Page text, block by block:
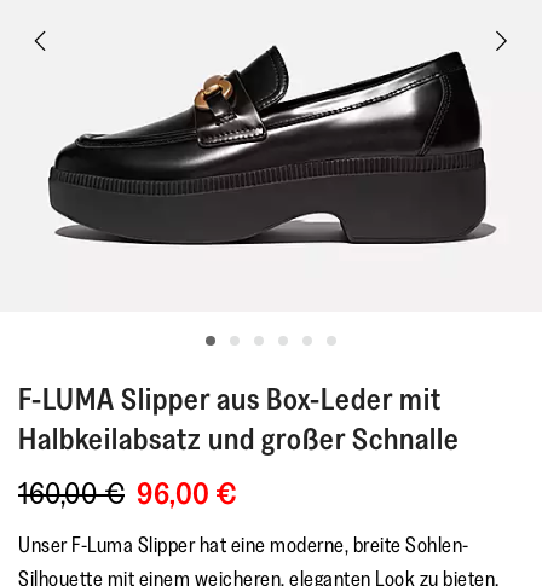
F-LUMASlipper aus Box-Leder mit
Halbkeilabsatz und großer Schnalle
160,00 € 96,00 €
Unser F-Luma Slipper hat eine moderne, breite Sohlen-
Silhouette mit einem weicheren, eleganten Look zu bieten.